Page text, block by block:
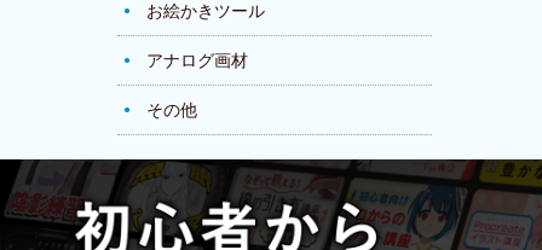
お絵かきツール
アナログ画材
その他